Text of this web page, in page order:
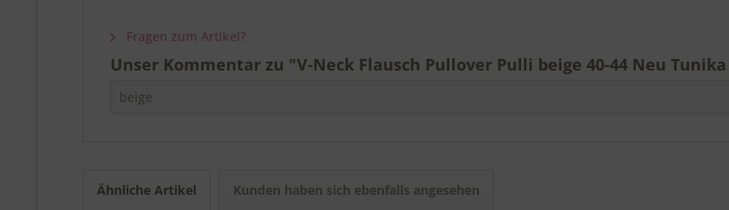
Fragen zum Artikel?
Unser Kommentar zu "V-Neck Flausch Pullover Pulli beige 40-44 Neu
beige
Ähnliche Artikel Kunden haben sich ebenfalls angesehen